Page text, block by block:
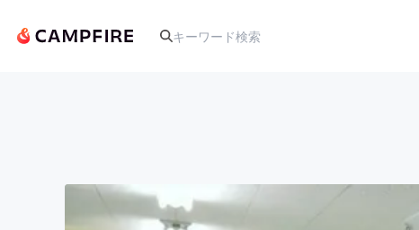
アート・写真